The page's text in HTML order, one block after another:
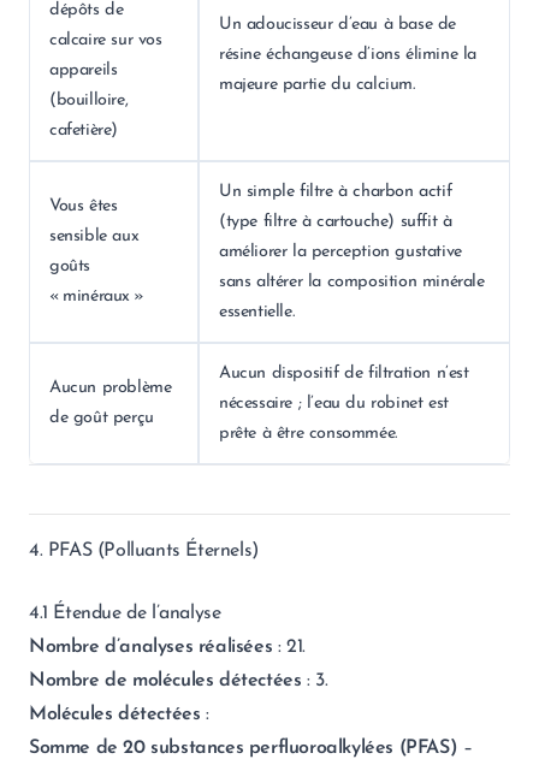
dépôts de
calcaire sur vos
appareils
(bouilloire,
cafetière)
Un adoucisseur d’eau à base de
résine échangeuse d’ions élimine la
majeure partie du calcium.
Vous êtes
sensible aux
goûts
« minéraux »
Un simple filtre à charbon actif
(type filtre à cartouche) suffit à
améliorer la perception gustative
sans altérer la composition minérale
essentielle.
Aucun problème
de goût perçu
Aucun dispositif de filtration n’est
nécessaire ; l’eau du robinet est
prête à être consommée.
4. PFAS (Polluants Éternels)
4.1 Étendue de l’analyse
Nombre d’analyses réalisées : 21.
Nombre de molécules détectées : 3.
Molécules détectées :
Somme de 20 substances perfluoroalkylées (PFAS) –